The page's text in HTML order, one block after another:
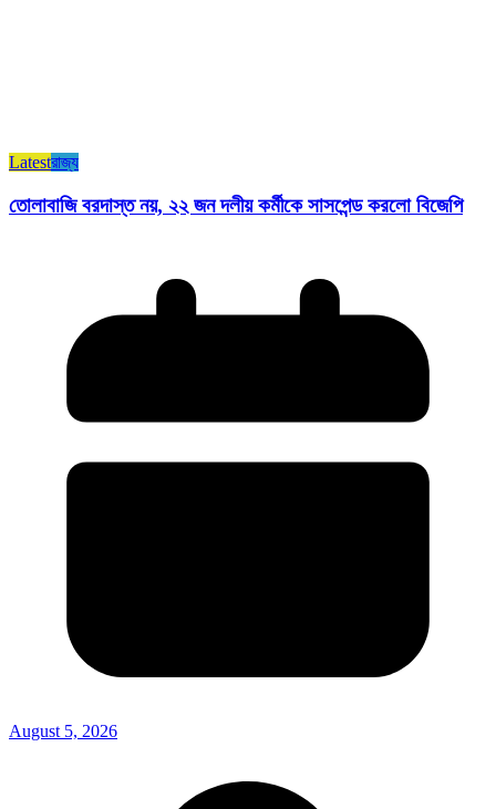
Latestরাজ্য​
তোলাবাজি বরদাস্ত নয়, ২২ জন দলীয় কর্মীকে সাসপেন্ড করলো বিজেপি
August 5, 2026